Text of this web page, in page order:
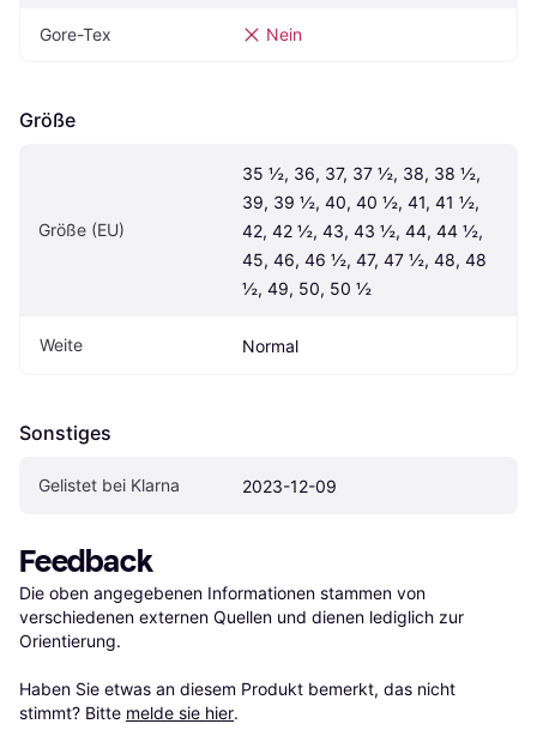
Gore-Tex Nein
Größe
Größe (EU)
35 ½, 36, 37, 37 ½, 38, 38 ½,
39, 39 ½, 40, 40 ½, 41, 41 ½,
42, 42 ½, 43, 43 ½, 44, 44 ½,
45, 46, 46 ½, 47, 47 ½, 48, 48
½, 49, 50, 50 ½
Weite Normal
Sonstiges
Gelistet bei Klarna 2023-12-09
Feedback
Die oben angegebenen Informationen stammen von
verschiedenen externen Quellen und dienen lediglich zur
Orientierung.
Haben Sie etwas an diesem Produkt bemerkt, das nicht
stimmt? Bitte melde sie hier.